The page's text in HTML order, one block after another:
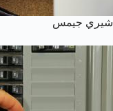
شيري جيمس